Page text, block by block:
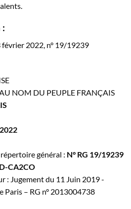
:
février 2022, n° 19/19239
NOM DU PEUPLE FRANÇAIS
général : N° RG 19/19239
CA2CO
: Jugement du 11 Juin 2019 -
Paris – RG n° 2013004738